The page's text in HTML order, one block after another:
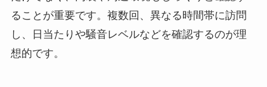
ることが重要です。複数回、異なる時間帯に訪問
し、日当たりや騒音レベルなどを確認するのが理
想的です。